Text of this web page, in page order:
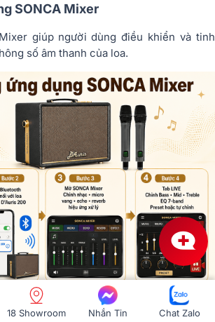
SONCA Mixer
giúp người dùng điều khiển và tinh
số âm thanh của loa.
18 Showroom Nhắn Tin Chat Zalo